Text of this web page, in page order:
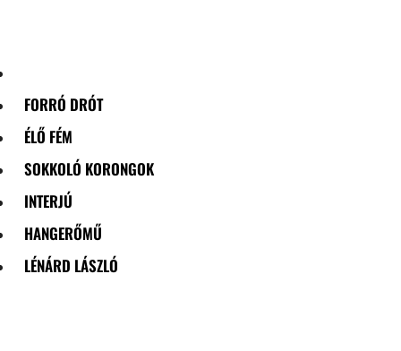
FORRÓ DRÓT
ÉLŐ FÉM
SOKKOLÓ KORONGOK
INTERJÚ
HANGERŐMŰ
LÉNÁRD LÁSZLÓ